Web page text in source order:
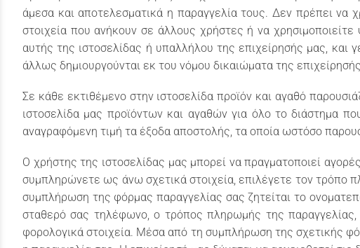
άμεσα και αποτελεσματικά η παραγγελία τους. Δεν πρέπει να
στοιχεία που ανήκουν σε άλλους χρήστες ή να
αυτής της ιστοσελίδας ή υπαλλήλου της επιχείρησής μας, και
άλλως δημιουργούνται εκ του νόμου δικαιώματα της
Σε κάθε εκτιθέμενο στην ιστοσελίδα προϊόν και αγαθό
ιστοσελίδα μας προϊόντων και αγαθών για όλο το διάστημα
αναγραφόμενη τιμή τα έξοδα αποστολής, τα οποία ωστόσο
Ο χρήστης της ιστοσελίδας μας μπορεί να πραγματοποιεί
συμπληρώνετε ως άνω σχετικά στοιχεία, επιλέγετε τον τρόπο
συμπλήρωση της φόρμας παραγγελίας σας ζητείται το
σταθερό σας τηλέφωνο, ο τρόπος πληρωμής της
φορολογικά στοιχεία. Μέσα από τη συμπλήρωση της σχετικής